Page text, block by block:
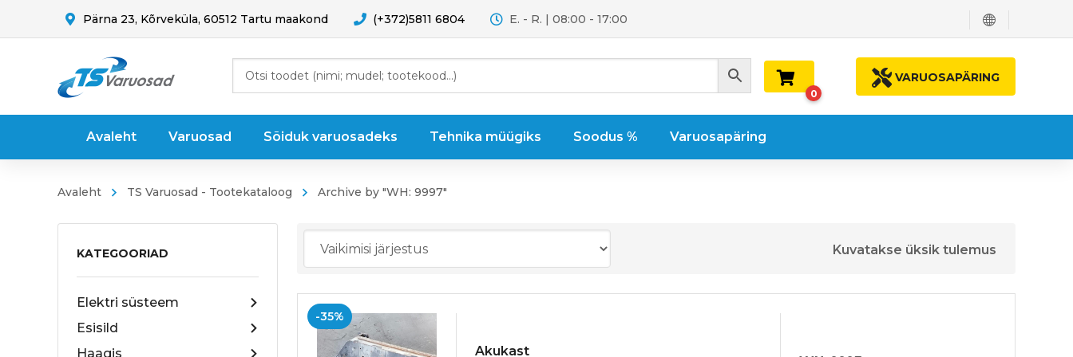
Pärna 23, Kõrveküla, 60512 Tartu maakond (+372)5811 6804 E. - R. | 08:00 - 17:00
VARUOSAPÄRING
0
Avaleht Varuosad Sõiduk varuosadeks Tehnika müügiks Soodus % Varuosapäring
Avaleht TS Varuosad - Tootekataloog Archive by "WH: 9997"
KATEGOORIAD
Elektri süsteem
Esisild
Haagis
Kuvatakse üksik tulemus
-35%
Akukast